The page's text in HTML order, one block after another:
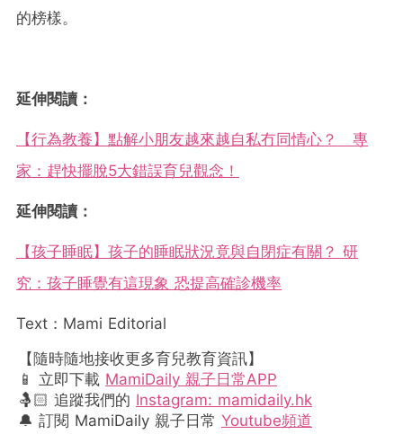
的榜樣。
延伸閱讀：
【行為教養】點解小朋友越來越自私冇同情心？ 專
家：趕快擺脫5大錯誤育兒觀念！
延伸閱讀：
【孩子睡眠】孩子的睡眠狀況竟與自閉症有關？ 研
究：孩子睡覺有這現象 恐提高確診機率
Text：Mami Editorial
【隨時隨地接收更多育兒教育資訊】
📱 立即下載 MamiDaily 親子日常APP
🤱🏻 追蹤我們的 Instagram: mamidaily.hk
🔔 訂閱 MamiDaily 親子日常 Youtube頻道